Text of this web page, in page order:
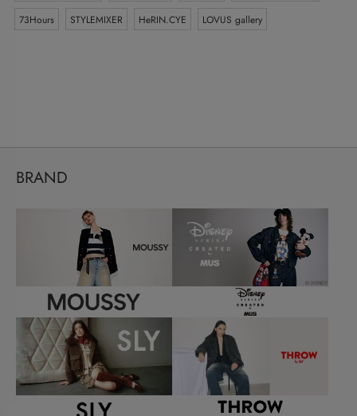
73Hours
STYLEMIXER HeRIN.CYE LOVUS gallery
BRAND